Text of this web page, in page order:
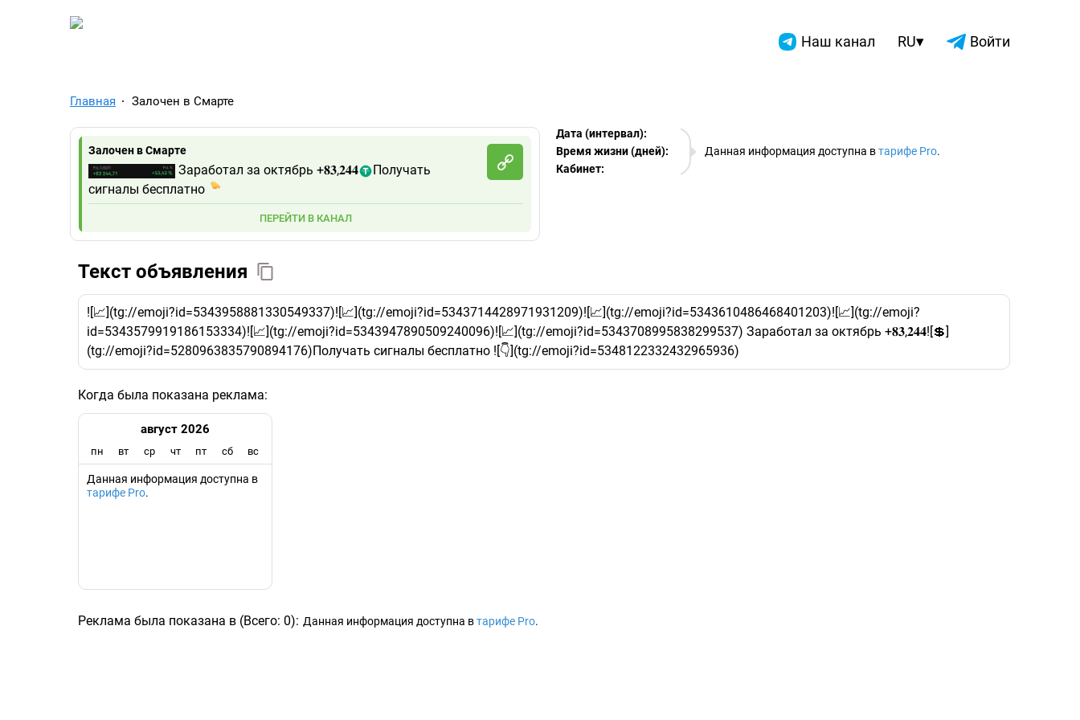
TelegramAds.com — Telegram Ads Spy Наш канал RU▾ Войти
Главная Залочен в Смарте
Залочен в Смарте
Заработал за октябрь +𝟖𝟑,𝟐𝟒𝟒
Получать
сигналы бесплатно
ПЕРЕЙТИ В КАНАЛ
Данная информация доступна втарифе Pro.
Дата (интервал):
08.08.2026
Время жизни (дней):
Кабинет:
EURO
Текст объявления
![📈](tg://emoji?id=5343958881330549337)![📈](tg://emoji?id=5343714428971931209)![📈](tg://emoji?id=5343610486468401203)![📈](tg://emoji?
id=5343579919186153334)![📈](tg://emoji?id=5343947890509240096)![📈](tg://emoji?id=5343708995838299537) Заработал за октябрь +𝟖𝟑,𝟐𝟒𝟒![💲]
(tg://emoji?id=5280963835790894176)Получать сигналы бесплатно ![👇](tg://emoji?id=5348122332432965936)
Когда была показана реклама:
август 2026
пн вт ср чт пт сб вс
Данная информация доступна в
тарифе Pro.
Реклама была показана в (Всего: 0): Данная информация доступна втарифе Pro.